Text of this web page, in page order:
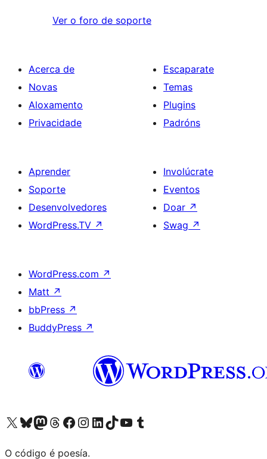
Ver o foro de soporte
Acerca de
Novas
Aloxamento
Privacidade
Escaparate
Temas
Plugins
Padróns
Aprender
Soporte
Desenvolvedores
WordPress.TV ↗
Involúcrate
Eventos
Doar ↗
Swag ↗
WordPress.com ↗
Matt ↗
bbPress ↗
BuddyPress ↗
Visita la cuenta de X (anteriormente Twitter)
Visita a nosa conta de Bluesky
Visita a nosa conta de Mastodon
Visita a nosa conta de Threads
Visita a nosa páxina de Facebook
Visita a nosa conta de Instagram
Visita a nosa conta de LinkedIn
Visita a nosa conta de TikTok
Visita a nosa canle de YouTube
Visita a nosa conta de Tumblr
O código é poesía.